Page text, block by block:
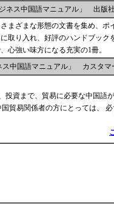
ジネス中国語マニュアル」 出版
まざまな形態の文書を集め、ポ
取り入れ、好評のハンドブック
心強い味方になる充実の1冊。
ス中国語マニュアル」 カスタマ
投資まで、貿易に必要な中国語
貿易関係者の方にとっては、 必